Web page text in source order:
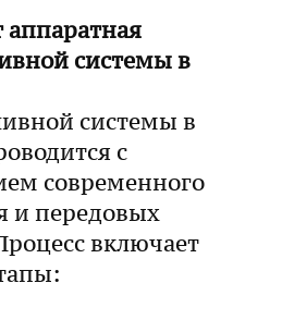
аппаратная
системы в
системы в
с
современного
и передовых
включает